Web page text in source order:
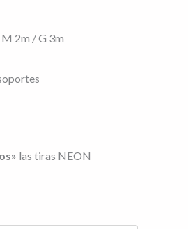
2m / G 3m
las tiras NEON